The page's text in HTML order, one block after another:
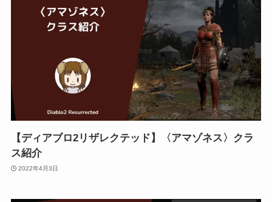
【ディアブロ2リザレクテッド】〈アマゾネス〉クラ
ス紹介
2022年4月3日